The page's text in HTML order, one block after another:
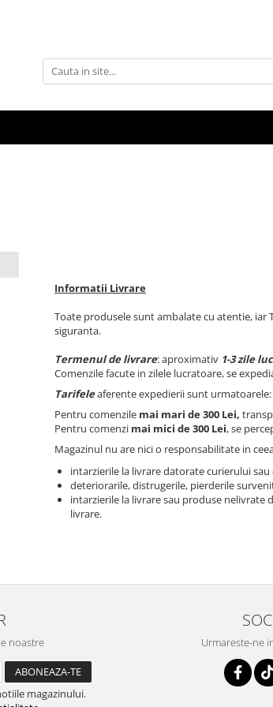
Informatii Livrare
Toate produsele sunt ambalate cu atentie, iar
siguranta.
Termenul de livrare: aproximativ 1-3 zile
Comenzile facute in zilele lucratoare, se
Tarifeleaferente expedierii sunt urmatoarele:
Pentru comenzile mai mari de300 Lei,
Pentru comenzi mai mici de 300 Lei, se
Magazinul nu are nici o responsabilitate in
intarzierile la livrare datorate curierului
deteriorarile, distrugerile, pierderile
intarzierile la livrare sau produse
livrare.
noastre
magazinului.
Urmareste-ne